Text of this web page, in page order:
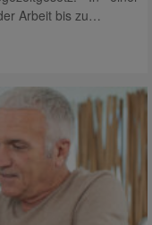
Arbeit bis zu…